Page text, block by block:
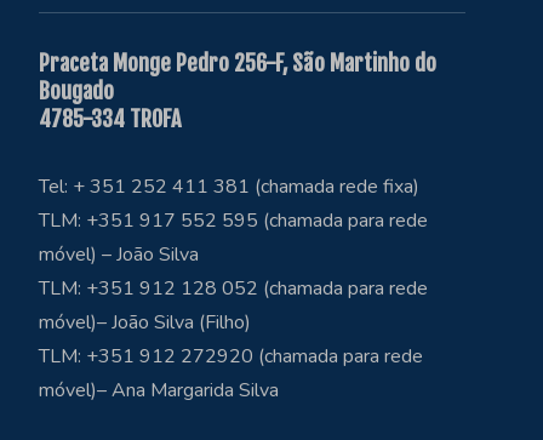
Praceta Monge Pedro 256-F, São Martinho do
Bougado
4785-334 TROFA
Tel: + 351 252 411 381 (chamada rede fixa)
TLM: +351 917 552 595 (chamada para rede
móvel) – João Silva
TLM: +351 912 128 052 (chamada para rede
móvel)– João Silva (Filho)
TLM: +351 912 272920 (chamada para rede
móvel)– Ana Margarida Silva